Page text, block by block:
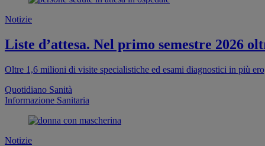
Notizie
Liste d’attesa. Nel primo semestre 2026
Oltre 1,6 milioni di visite specialistiche ed esami diagnostici in più
Quotidiano Sanità
Informazione Sanitaria
Notizie